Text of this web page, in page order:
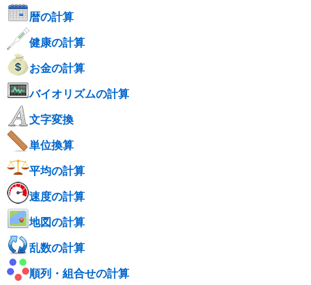
暦の計算
健康の計算
お金の計算
バイオリズムの計算
文字変換
単位換算
平均の計算
速度の計算
地図の計算
乱数の計算
順列・組合せの計算